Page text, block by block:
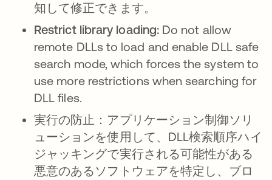
知して修正できます。
Restrict library loading: Do not allow
remote DLLs to load and enable DLL safe
search mode, which forces the system to
use more restrictions when searching for
DLL files.
実行の防止： アプリケーション制御ソリ
ューションを使用して、DLL検索順序ハイ
ジャッキングで実行される可能性がある
悪意のあるソフトウェアを特定し、ブロ